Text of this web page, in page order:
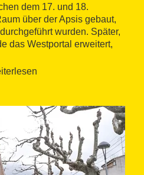
dem 17. und 18.
über der Apsis gebaut,
wurden. Später,
das Westportal erweitert,